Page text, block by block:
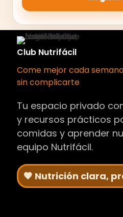
Club Nutrifácil
Come mejor cada
sin complicarte
Tu espacio privado
y recursos prácticos
comidas y aprender
equipo Nutrifácil.
🧡 Nutrición clara,